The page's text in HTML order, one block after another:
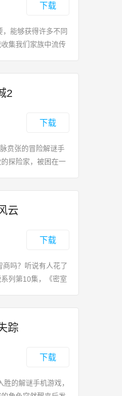
下载
能够获得许多不同
集我们家族中流传
2
下载
贲张的冒险解谜手
探险家，被困在一
云
下载
吗？听说有人花了
列第10集，《密室
踪
下载
的解谜手机游戏，